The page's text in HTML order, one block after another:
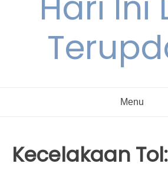
Menu
Kecelakaan